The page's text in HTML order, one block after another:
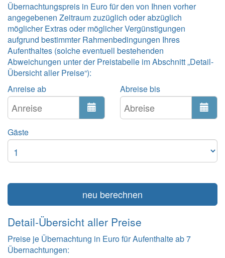
Übernachtungspreis in Euro für den von Ihnen vorher
angegebenen Zeitraum zuzüglich oder abzüglich
möglicher Extras oder möglicher Vergünstigungen
aufgrund bestimmter Rahmenbedingungen Ihres
Aufenthaltes (solche eventuell bestehenden
Abweichungen unter der Preistabelle im Abschnitt „Detail-
Übersicht aller Preise“):
Anreise ab
Abreise bis
Gäste
neu berechnen
Detail-Übersicht aller Preise
Preise je Übernachtung in Euro für Aufenthalte ab 7
Übernachtungen: